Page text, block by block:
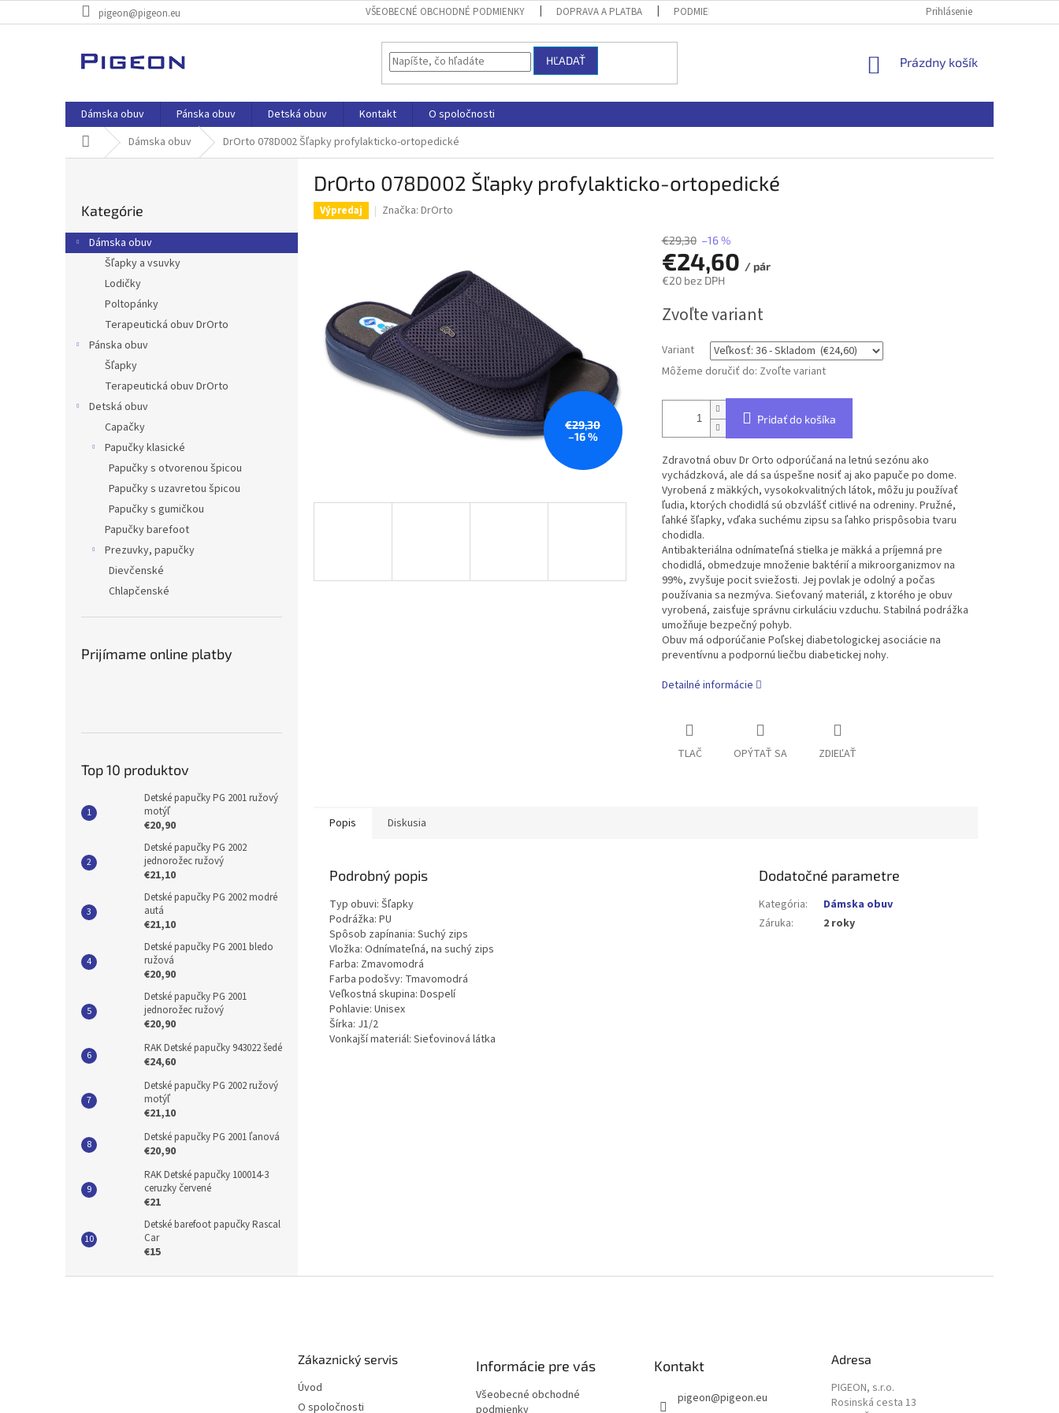
na
pigeon@pigeon.eu VŠEOBECNÉ OBCHODNÉ PODMIENKY DOPRAVA A PLATBA PODMIENKY OCHRANY OSOBNÝCH ÚDAJOV OBCHODNÉ PODMIENKY PRE
Prihlásenie
HĽADAŤ
NÁKUPNÝ
Prázdny košík
Dámska obuv Pánska obuv Detská obuv Kontakt
O spoločnosti
DomovDámska obuv DrOrto 078D002 Šľapky profylakticko-ortopedické
ý
p
kategórie
Kategórie
Dámska obuv
Šľapky a vsuvky
Lodičky
Poltopánky
Terapeutická obuv DrOrto
Pánska obuv
Šľapky
Terapeutická obuv DrOrto
Detská obuv
Capačky
Papučky klasické
Papučky s otvorenou špicou
Papučky s uzavretou špicou
Papučky s gumičkou
Papučky barefoot
Prezuvky, papučky
Dievčenské
Chlapčenské
Prijímame online platby
Top 10 produktov
Detské papučky PG 2001 ružový
motýľ
€20,90
Detské papučky PG 2002
jednorožec ružový
€21,10
Detské papučky PG 2002 modré
autá
€21,10
Detské papučky PG 2001 bledo
ružová
€20,90
Detské papučky PG 2001
jednorožec ružový
€20,90
RAK Detské papučky 943022 šedé
€24,60
Detské papučky PG 2002 ružový
motýľ
€21,10
Detské papučky PG 2001 ľanová
€20,90
RAK Detské papučky 100014-3
ceruzky červené
€21
Detské barefoot papučky Rascal
Car
€15
DrOrto 078D002 Šľapky profylakticko-ortopedické
Výpredaj Značka: DrOrto
€29,30
–16 %
€29,30 –16 %
€24,60 / pár
€20 bez DPH
cena:
Zvoľte variant
Variant
Môžeme doručiť do: Zvoľte variant
Pridať do košíka
Zdravotná obuv Dr Orto odporúčaná na letnú sezónu ako
vychádzková, ale dá sa úspešne nosiť aj ako papuče po dome.
Vyrobená z mäkkých, vysokokvalitných látok, môžu ju používať
ľudia, ktorých chodidlá sú obzvlášť citlivé na odreniny. Pružné,
ľahké šľapky, vďaka suchému zipsu sa ľahko prispôsobia tvaru
chodidla.
Antibakteriálna odnímateľná stielka je mäkká a príjemná pre
chodidlá, obmedzuje množenie baktérií a mikroorganizmov na
99%, zvyšuje pocit sviežosti. Jej povlak je odolný a počas
používania sa nezmýva. Sieťovaný materiál, z ktorého je obuv
vyrobená, zaisťuje správnu cirkuláciu vzduchu. Stabilná podrážka
umožňuje bezpečný pohyb.
Obuv má odporúčanie Poľskej diabetologickej asociácie na
preventívnu a podpornú liečbu diabetickej nohy.
Detailné informácie
TLAČ OPÝTAŤ SA ZDIEĽAŤ
Popis Diskusia
Podrobný popis
Typ obuvi: Šľapky
Podrážka: PU
Spôsob zapínania: Suchý zips
Vložka: Odnímateľná, na suchý zips
Farba: Zmavomodrá
Farba podošvy: Tmavomodrá
Veľkostná skupina: Dospelí
Pohlavie: Unisex
Šírka: J1/2
Vonkajší materiál: Sieťovinová látka
Dodatočné parametre
Kategória:
Dámska obuv
Záruka: 2 roky
Zákaznický servis
Úvod
O spoločnosti
Informácie pre vás
Všeobecné obchodné
podmienky
Kontakt
pigeon@pigeon.eu
Adresa
PIGEON, s.r.o.
Rosinská cesta 13